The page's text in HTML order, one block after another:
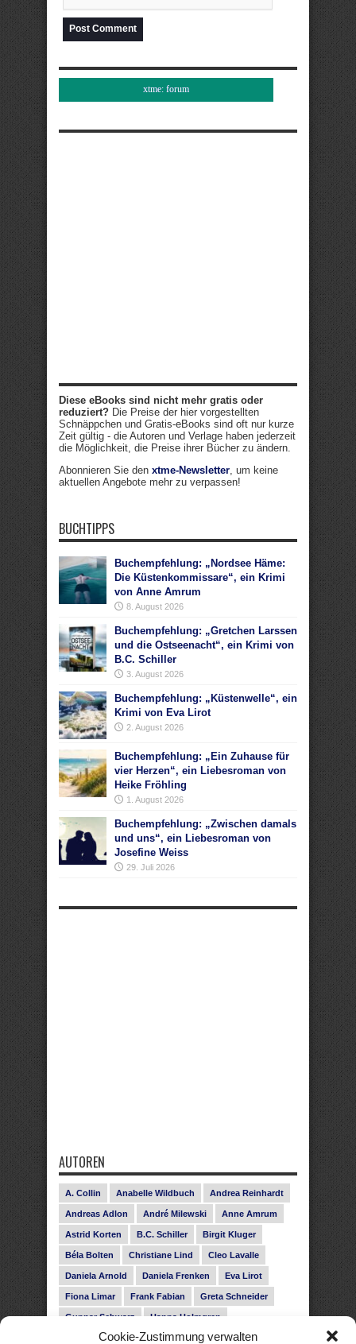
Cookie-Zustimmung verwalten
xtme: forum
Diese eBooks sind nicht mehr gratis oder
reduziert? Die Preise der hier vorgestellten
Schnäppchen und Gratis-eBooks sind oft nur kurze
Zeit gültig - die Autoren und Verlage haben jederzeit
die Möglichkeit, die Preise ihrer Bücher zu ändern.
Abonnieren Sie den xtme-Newsletter , um keine
aktuellen Angebote mehr zu verpassen!
BUCHTIPPS
Buchempfehlung: „Nordsee Häme:
Die Küstenkommissare“, ein Krimi
von Anne Amrum
8. August 2026
Buchempfehlung: „Gretchen Larssen
und die Ostseenacht“, ein Krimi von
B.C. Schiller
3. August 2026
Buchempfehlung: „Küstenwelle“, ein
Krimi von Eva Lirot
2. August 2026
Buchempfehlung: „Ein Zuhause für
vier Herzen“, ein Liebesroman von
Heike Fröhling
1. August 2026
Buchempfehlung: „Zwischen damals
und uns“, ein Liebesroman von
Josefine Weiss
29. Juli 2026
AUTOREN
A. Collin Anabelle Wildbuch Andrea Reinhardt
Andreas Adlon André Milewski Anne Amrum
Astrid Korten B.C. Schiller Birgit Kluger
Béla Bolten Christiane Lind Cleo Lavalle
Daniela Arnold Daniela Frenken Eva Lirot
Fiona Limar Frank Fabian Greta Schneider
Gunnar Schwarz Hanna Holmgren
Heike Fröhling Ina Glahe Ivo Pala J. Vellguth